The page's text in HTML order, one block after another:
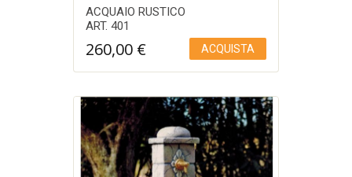
ACQUAIO RUSTICO
ART. 401
260,00 € ACQUISTA